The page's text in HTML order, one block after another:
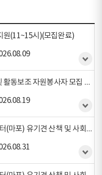
원(11~15시)(모집완료)
방학기간 돌봄센터 교육프로그램 및 활동보조 자원봉사자 모집 (모집중)
오전반★ 서울시립동물복지지원센터(마포) 유기견 산책 및 사회화활동 (6월, 7월, 8월)(모집완료)